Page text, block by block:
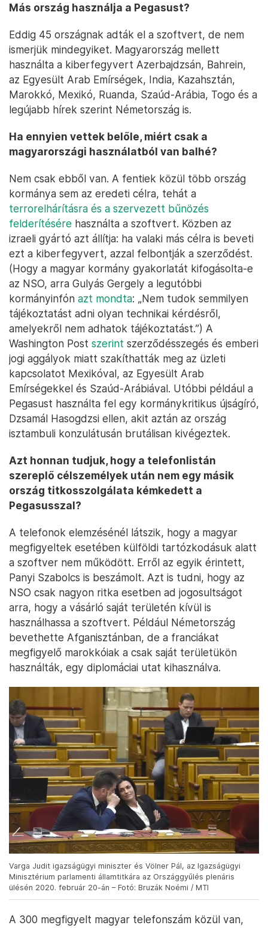
Más ország használja a Pegasust?
Eddig 45 országnak adták el a szoftvert, de nem
ismerjük mindegyiket. Magyarország mellett
használta a kiberfegyvert Azerbajdzsán, Bahrein,
az Egyesült Arab Emírségek, India, Kazahsztán,
Marokkó, Mexikó, Ruanda, Szaúd-Arábia, Togo és a
legújabb hírek szerint Németország is.
Ha ennyien vettek belőle, miért csak a
magyarországi használatból van balhé?
Nem csak ebből van. A fentiek közül több ország
kormánya sem az eredeti célra, tehát a
terrorelhárításra és a szervezett bűnözés
felderítésére használta a szoftvert. Közben az
izraeli gyártó azt állítja: ha valaki más célra is beveti
ezt a kiberfegyvert, azzal felbontják a szerződést.
(Hogy a magyar kormány gyakorlatát kifogásolta-e
az NSO, arra Gulyás Gergely a legutóbbi
kormányinfón azt mondta: „Nem tudok semmilyen
tájékoztatást adni olyan technikai kérdésről,
amelyekről nem adhatok tájékoztatást.”) A
Washington Post szerint szerződésszegés és emberi
jogi aggályok miatt szakíthatták meg az üzleti
kapcsolatot Mexikóval, az Egyesült Arab
Emírségekkel és Szaúd-Arábiával. Utóbbi például a
Pegasust használta fel egy kormánykritikus újságíró,
Dzsamál Hasogdzsi ellen, akit aztán az ország
isztambuli konzulátusán brutálisan kivégeztek.
Azt honnan tudjuk, hogy a telefonlistán
szereplő célszemélyek után nem egy másik
ország titkosszolgálata kémkedett a
Pegasusszal?
A telefonok elemzésénél látszik, hogy a magyar
megfigyeltek esetében külföldi tartózkodásuk alatt
a szoftver nem működött. Erről az egyik érintett,
Panyi Szabolcs is beszámolt. Azt is tudni, hogy az
NSO csak nagyon ritka esetben ad jogosultságot
arra, hogy a vásárló saját területén kívül is
használhassa a szoftvert. Például Németország
bevethette Afganisztánban, de a franciákat
megfigyelő marokkóiak a csak saját területükön
használták, egy diplomáciai utat kihasználva.
Varga Judit igazságügyi miniszter és Völner Pál, az Igazságügyi
Minisztérium parlamenti államtitkára az Országgyűlés plenáris
ülésén 2020. február 20-án – Fotó: Bruzák Noémi / MTI
A 300 megfigyelt magyar telefonszám közül van,